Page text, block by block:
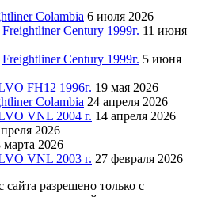
Colambia 6 июля 2026
Freightliner Century 1999г. 11 июня
Freightliner Century 1999г. 5 июня
FH12 1996г. 19 мая 2026
Colambia 24 апреля 2026
VNL 2004 г. 14 апреля 2026
2026
марта 2026
VNL 2003 г. 27 февраля 2026
разрешено только с